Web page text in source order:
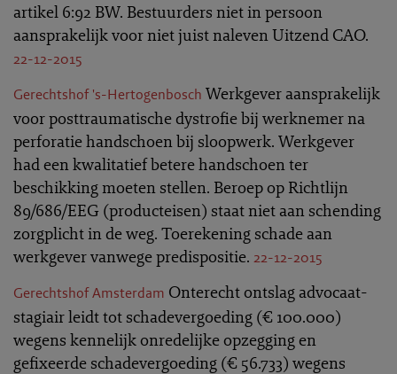
artikel 6:92 BW. Bestuurders niet in persoon
aansprakelijk voor niet juist naleven Uitzend CAO.
22-12-2015
Gerechtshof 's-Hertogenbosch Werkgever aansprakelijk
voor posttraumatische dystrofie bij werknemer na
perforatie handschoen bij sloopwerk. Werkgever
had een kwalitatief betere handschoen ter
beschikking moeten stellen. Beroep op Richtlijn
89/686/EEG (producteisen) staat niet aan schending
zorgplicht in de weg. Toerekening schade aan
werkgever vanwege predispositie. 22-12-2015
Gerechtshof Amsterdam Onterecht ontslag advocaat-
stagiair leidt tot schadevergoeding (€ 100.000)
wegens kennelijk onredelijke opzegging en
gefixeerde schadevergoeding (€ 56.733) wegens